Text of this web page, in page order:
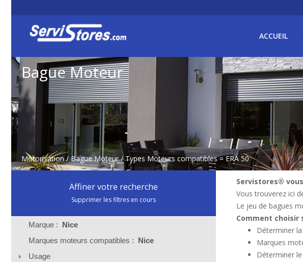
ACCUEIL
Bague Moteur
Motorisation /Bague Moteur / Types Moteurs compatibles = ERA 50
Affiner votre recherche
Supprimer les filtres en cours
Marque : Nice
Marques moteurs compatibles : Nice
Usage
Servistores®
Vous trouverez ici
Le jeu de bagues
Comment choisir
Déterminer
Marques
Déterminer